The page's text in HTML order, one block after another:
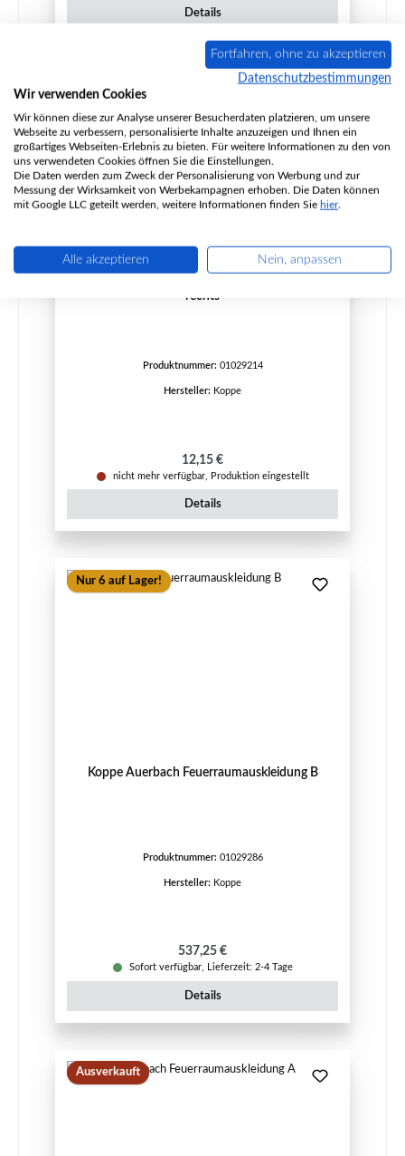
Details
Ausverkauft
rechts
Produktnummer: 01029214
Hersteller: Koppe
Regulärer Preis:
12,15 €
nicht mehr verfügbar, Produktion eingestellt
Details
Nur 6 auf Lager!
Koppe Auerbach Feuerraumauskleidung B
Produktnummer: 01029286
Hersteller: Koppe
Regulärer Preis:
537,25 €
Sofort verfügbar, Lieferzeit: 2-4 Tage
Details
Ausverkauft
Fortfahren, ohne zu akzeptieren
Datenschutzbestimmungen
Wir verwenden Cookies
Wir können diese zur Analyse unserer Besucherdaten platzieren, um unsere
Webseite zu verbessern, personalisierte Inhalte anzuzeigen und Ihnen ein
großartiges Webseiten-Erlebnis zu bieten. Für weitere Informationen zu den von
uns verwendeten Cookies öffnen Sie die Einstellungen.
Die Daten werden zum Zweck der Personalisierung von Werbung und zur
Messung der Wirksamkeit von Werbekampagnen erhoben. Die Daten können
mit Google LLC geteilt werden, weitere Informationen finden Sie hier.
Alle akzeptieren Nein, anpassen